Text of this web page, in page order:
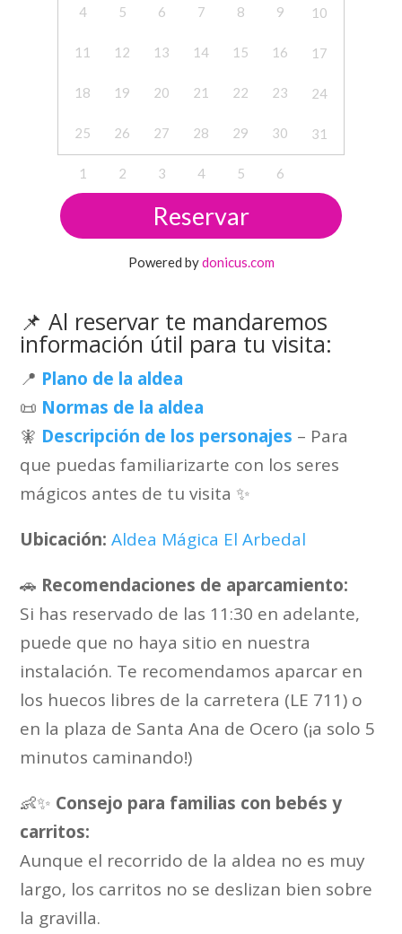
4 5 6 7 8 9 10
11 12 13 14 15 16 17
18 19 20 21 22 23 24
25 26 27 28 29 30 31
1 2 3 4 5 6
Reservar
Powered bydonicus.com
📌 Al reservar te mandaremos
información útil para tu visita:
📍 Plano de la aldea
📜 Normas de la aldea
🧚 Descripción de los personajes – Para
que puedas familiarizarte con los seres
mágicos antes de tu visita ✨
Ubicación: Aldea Mágica El Arbedal
🚗 Recomendaciones de aparcamiento:
Si has reservado de las 11:30 en adelante,
puede que no haya sitio en nuestra
instalación. Te recomendamos aparcar en
los huecos libres de la carretera (LE 711) o
en la plaza de Santa Ana de Ocero (¡a solo 5
minutos caminando!)
👶✨ Consejo para familias con bebés y
carritos:
Aunque el recorrido de la aldea no es muy
largo, los carritos no se deslizan bien sobre
la gravilla.